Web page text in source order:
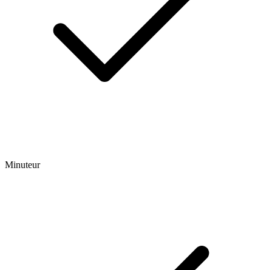
Minuteur